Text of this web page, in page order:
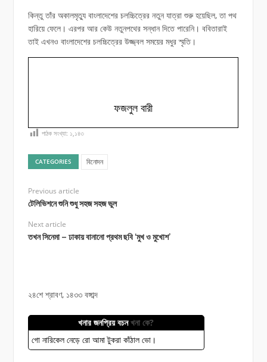
কিন্তু তাঁর অকালমৃত্যু বাংলাদেশের চলচ্চিত্রের নতুন যাত্রা শুরু হয়েছিল, তা পথ
হারিয়ে ফেলে। এরপর আর কেউ নতুনপথের সন্ধান দিতে পারেনি। ববিতারাই
তাই এখনও বাংলাদেশের চলচ্চিত্রের উজ্জ্বল সময়ের মধুর স্মৃতি।
ফজলুল বারী
পাঠক সংখ্যা: ১,১৪৩
CATEGORIES বিনোদন
Previous article
টেলিভিশনে শুনি শুধু সহজ সহজ ভুল
Next article
তখন সিনেমা – ঢাকায় বানানো প্রথম ছবি ‘মুখ ও মুখোশ’
২৪শে শ্রাবণ, ১৪৩৩ বঙ্গাব্দ
খনার জনপ্রিয় বচনখনা কে?
গো নারিকেল নেড়ে রো আমা টুকরা কাঁঠাল ভো।